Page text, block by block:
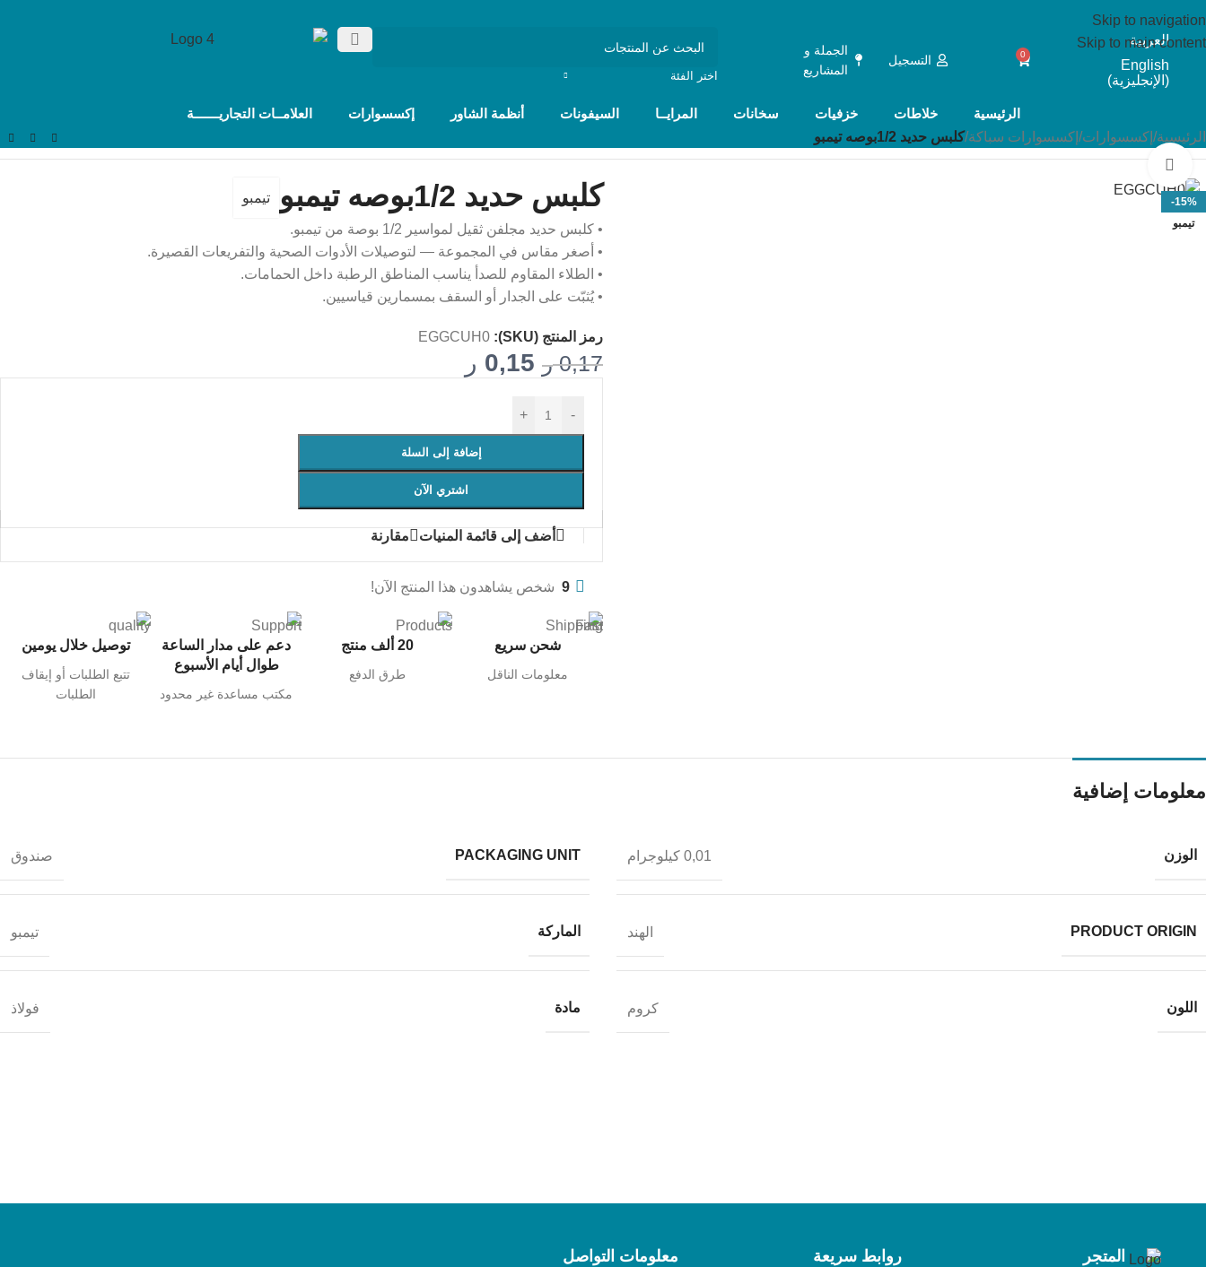
Skip to navigation
Skip to main content
العربية
English
(الإنجليزية)
0 التسجيل
الجملة و
المشاريع
اختر الفئة
الرئيسية خلاطات خزفيات سخانات المرايــا السيفونات أنظمة الشاور إكسسوارات
العلامــات التجاريـــــــة
الرئيسية/ إكسسوارات/ إكسسوارات سباكة/كلبس حديد 1/2بوصه تيمبو
-15%
تيمبو
كلبس حديد 1/2بوصه تيمبو تيمبو
• كلبس حديد مجلفن ثقيل لمواسير 1/2 بوصة من تيمبو.
• أصغر مقاس في المجموعة — لتوصيلات الأدوات الصحية والتفريعات القصيرة.
• الطلاء المقاوم للصدأ يناسب المناطق الرطبة داخل الحمامات.
• يُثبّت على الجدار أو السقف بمسمارين قياسيين.
رمز المنتج (SKU): EGGCUH0
0,17 ر 0,15 ر
-
+
إضافة إلى السلة
اشتري الآن
أضف إلى قائمة المنيات مقارنة
9 شخص يشاهدون هذا المنتج الآن!
شحن سريع
معلومات الناقل
20 ألف منتج
طرق الدفع
دعم على مدار الساعة
طوال أيام الأسبوع
مكتب مساعدة غير محدود
توصيل خلال يومين
تتبع الطلبات أو إيقاف
الطلبات
معلومات إضافية
الوزن 0,01 كيلوجرام PACKAGING UNIT صندوق
PRODUCT ORIGIN الهند الماركة تيمبو
اللون كروم مادة فولاذ
المتجر روابط سريعة معلومات التواصل